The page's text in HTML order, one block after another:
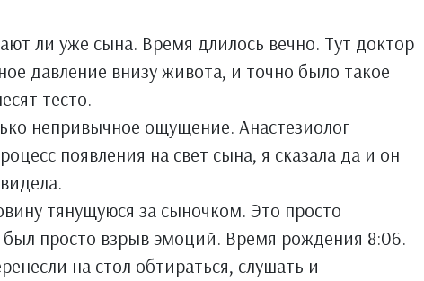
ли уже сына. Время длилось вечно. Тут доктор
давление внизу живота, и точно было такое
тесто.
непривычное ощущение. Анастезиолог
появления на свет сына, я сказала да и он
тянущуюся за сыночком. Это просто
был просто взрыв эмоций. Время рождения 8:06.
на стол обтираться, слушать и